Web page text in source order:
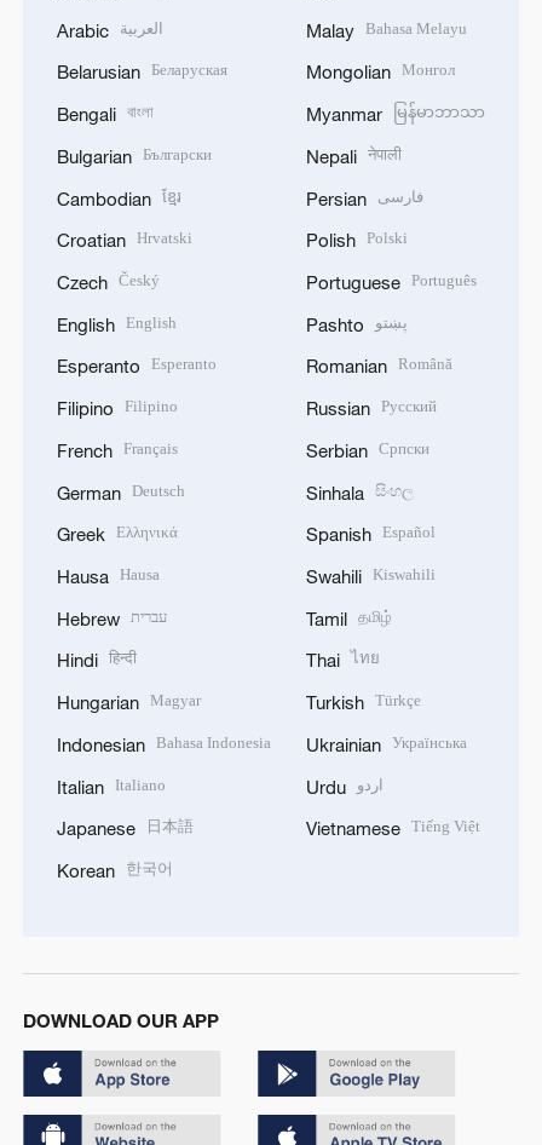
Arabic العربية
Belarusian Беларуская
Bengali বাংলা
Bulgarian Български
Cambodian ខ្មែរ
Croatian Hrvatski
Czech Český
English English
Esperanto Esperanto
Filipino Filipino
French Français
German Deutsch
Greek Ελληνικά
Hausa Hausa
Hebrew עברית
Hindi हिन्दी
Hungarian Magyar
Indonesian Bahasa Indonesia
Italian Italiano
Japanese 日本語
Korean 한국어
Malay Bahasa Melayu
Mongolian Монгол
Myanmar မြန်မာဘာသာ
Nepali नेपाली
Persian فارسی
Polish Polski
Portuguese Português
Pashto پښتو
Romanian Română
Russian Русский
Serbian Српски
Sinhala සිංහල
Spanish Español
Swahili Kiswahili
Tamil தமிழ்
Thai ไทย
Turkish Türkçe
Ukrainian Українська
Urdu اردو
Vietnamese Tiếng Việt
DOWNLOAD OUR APP